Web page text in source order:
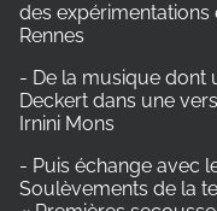
des expérimentations
Rennes
- De la musique dont
Deckert dans une
Irnini Mons
- Puis échange avec
Soulèvements de la